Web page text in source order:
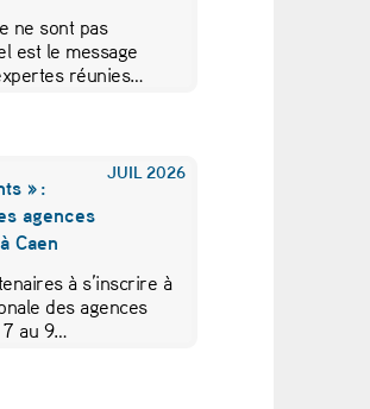
ne sont pas
est le message
réunies…
JUIL 2026
» :
agences
Caen
à s’inscrire à
des agences
au 9…